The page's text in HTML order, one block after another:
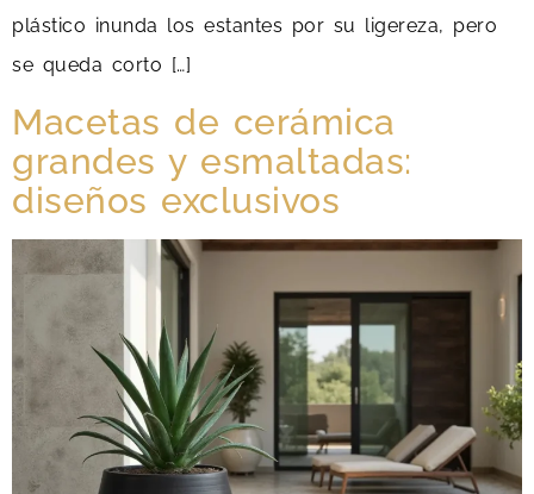
plástico inunda los estantes por su ligereza, pero
se queda corto […]
Macetas de cerámica
grandes y esmaltadas:
diseños exclusivos